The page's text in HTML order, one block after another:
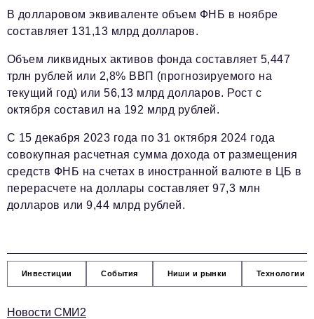
В долларовом эквиваленте объем ФНБ в ноябре
составляет 131,13 млрд долларов.
Объем ликвидных активов фонда составляет 5,447
трлн рублей или 2,8% ВВП (прогнозируемого на
текущий год) или 56,13 млрд долларов. Рост с
октября составил на 192 млрд рублей.
С 15 декабря 2023 года по 31 октября 2024 года
совокупная расчетная сумма дохода от размещения
средств ФНБ на счетах в иностранной валюте в ЦБ в
перерасчете на доллары составляет 97,3 млн
долларов или 9,44 млрд рублей.
Инвестиции События Ниши и рынки Технологии
Новости СМИ2